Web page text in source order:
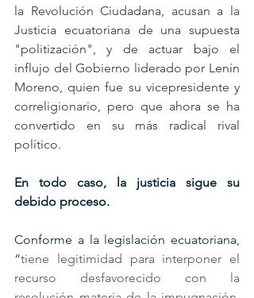
la Revolución Ciudadana, acusan a la
Justicia ecuatoriana de una supuesta
"politización", y de actuar bajo el
influjo del Gobierno liderado por Lenín
Moreno, quien fue su vicepresidente y
correligionario, pero que ahora se ha
convertido en su más radical rival
político.
En todo caso, la justicia sigue su
debido proceso.
Conforme a la legislación ecuatoriana,
“tiene legitimidad para interponer el
recurso desfavorecido con la